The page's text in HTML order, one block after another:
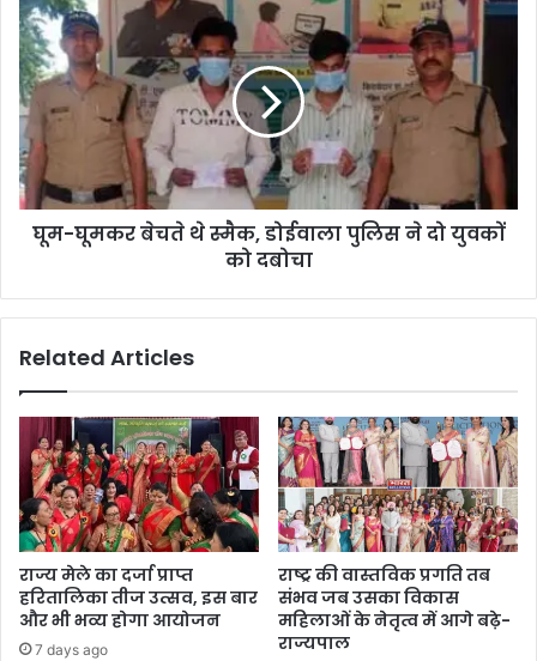
घूम-घूमकर बेचते थे स्मैक, डोईवाला पुलिस ने दो युवकों
को दबोचा
Related Articles
राज्य मेले का दर्जा प्राप्त
हरितालिका तीज उत्सव, इस बार
और भी भव्य होगा आयोजन
7 days ago
राष्ट्र की वास्तविक प्रगति तब
संभव जब उसका विकास
महिलाओं के नेतृत्व में आगे बढ़े-
राज्यपाल